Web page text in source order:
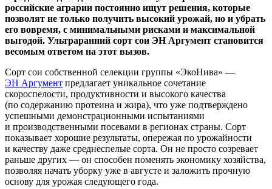
российские аграрии постоянно ищут решения, которые
позволят не только получить высокий урожай, но и убрать
его вовремя, с минимальными рисками и максимальной
выгодой. Ультраранний сорт сои ЭН Аргумент становится
весомым ответом на этот вызов.
Сорт сои собственной селекции группы «ЭкоНива» —
ЭН Аргумент предлагает уникальное сочетание
скороспелости, продуктивности и высокого качества
(по содержанию протеина и жира), что уже подтверждено
успешными демонстрационными испытаниями
и производственными посевами в регионах страны. Сорт
показывает хорошие результаты, опережая по урожайности
и качеству даже среднеспелые сорта. Он не просто созревает
раньше других — он способен поменять экономику хозяйства,
позволяя начать уборку уже в августе и заложить прочную
основу для урожая следующего года.